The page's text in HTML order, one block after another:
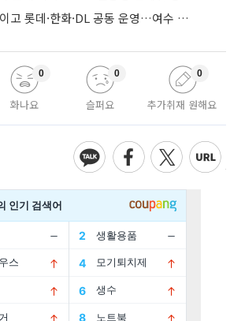
NCC 139만t 줄이고 롯데·한화·DL 공동 운영…여수 1호 본궤도
화나요
0
슬퍼요
0
추가취재 원해요
0